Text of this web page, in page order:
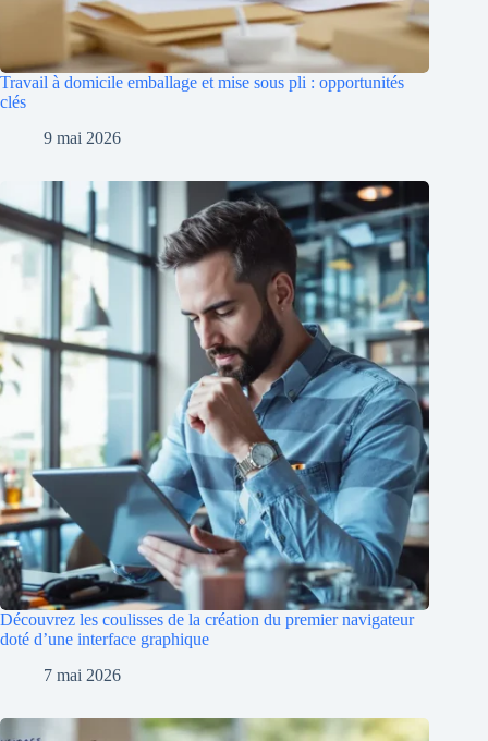
Travail à domicile emballage et mise sous pli : opportunités
clés
9 mai 2026
Découvrez les coulisses de la création du premier navigateur
doté d’une interface graphique
7 mai 2026